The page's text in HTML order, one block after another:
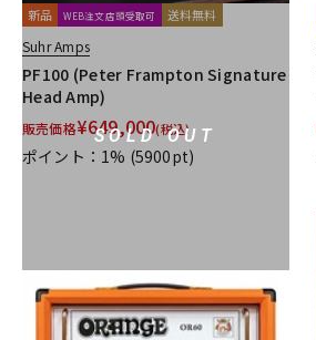
SOLD OUT
新品 WEB注文店頭受取可 送料無料
Suhr Amps
PF100 (Peter Frampton Signature
Head Amp)
販売価格¥649,000(税込)
ポイント：1% (5900pt)